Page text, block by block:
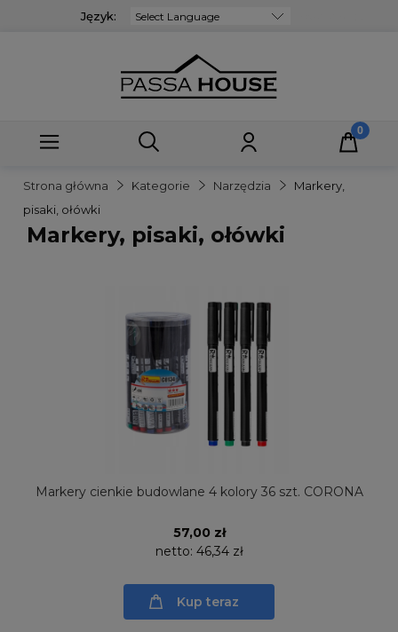
Język:
Strona główna Kategorie Narzędzia
Markery,
pisaki, ołówki
Markery, pisaki, ołówki
Markery cienkie budowlane 4 kolory 36 szt. CORONA
57,00 zł
netto: 46,34 zł
Kup teraz